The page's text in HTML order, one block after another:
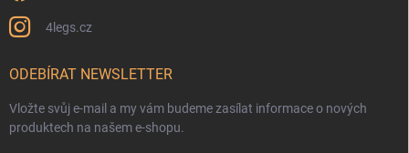
4legs.cz
ODEBÍRAT NEWSLETTER
Vložte svůj e-mail a my vám budeme zasílat informace o nových
produktech na našem e-shopu.